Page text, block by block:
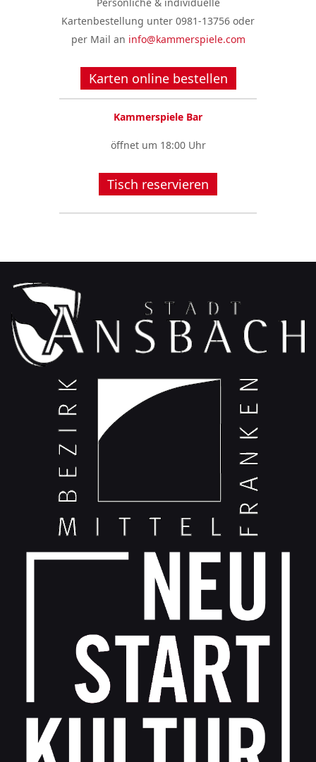
Kartenbestellung unter 0981-13756 oder
per Mail an info@kammerspiele.com
Karten online bestellen
Kammerspiele Bar
öffnet um 18:00 Uhr
Tisch reservieren